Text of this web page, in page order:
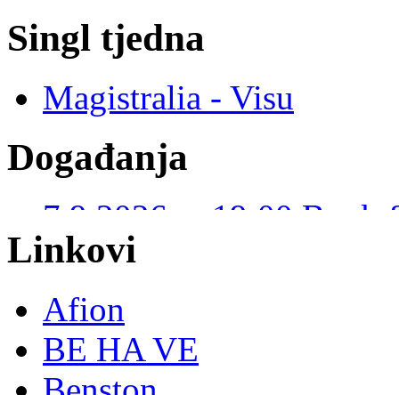
Singl tjedna
Magistralia - Visu
Događanja
7.9.2026. u 19:00 Book
Kustošija – I. JUDAŠ
(violina) (Slobodan ulaz)
Linkovi